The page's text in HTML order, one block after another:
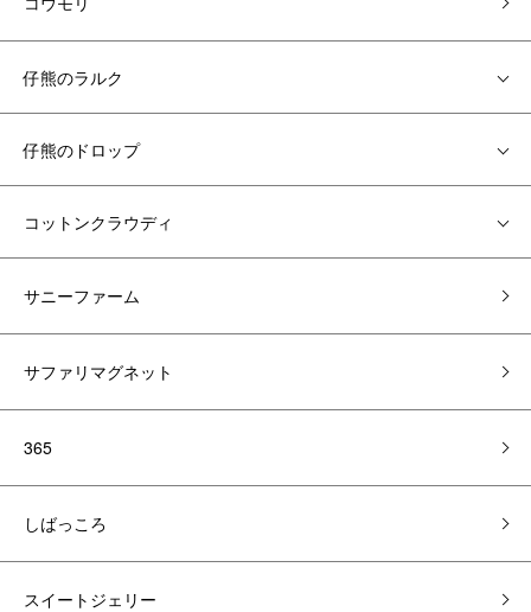
仔熊のラルク
仔熊のドロップ
コットンクラウディ
サニーファーム
サファリマグネット
365
しばっころ
スイートジェリー